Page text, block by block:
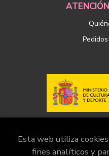
de
Esta web utiliza
fines analíticos y